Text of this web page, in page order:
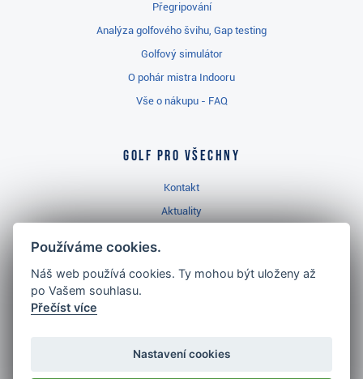
Přegripování
Analýza golfového švihu, Gap testing
Golfový simulátor
O pohár mistra Indooru
Vše o nákupu - FAQ
Golf pro všechny
Kontakt
Aktuality
Golfový slovník
Používáme cookies.
Náš web používá cookies. Ty mohou být uloženy až
po Vašem souhlasu.
Přečíst více
Nastavení cookies